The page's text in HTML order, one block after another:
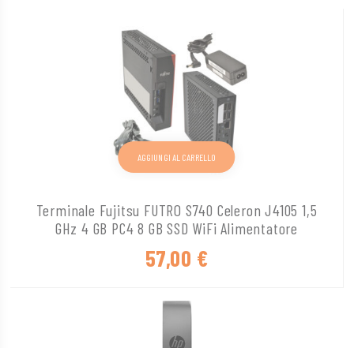
Terminale Fujitsu FUTRO S740 Celeron J4105 1,5
GHz 4 GB PC4 8 GB SSD WiFi Alimentatore
57,00 €
AGGIUNGI AL CARRELLO